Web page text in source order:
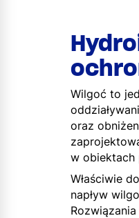
Wilgoć to
oraz
w obiektach
Właściwie
napływ